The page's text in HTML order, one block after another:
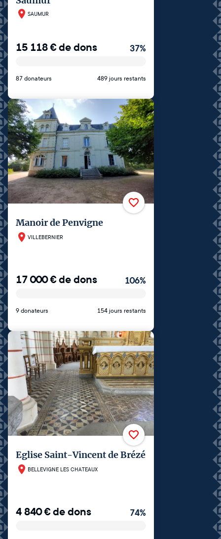
SAUMUR
15 118€de dons 37%
87 donateurs 489 jours restants
Manoir de Penvigne
VILLEBERNIER
17 000€de dons 106%
9 donateurs 154 jours restants
Eglise Saint-Vincent de Brézé
BELLEVIGNE LES CHATEAUX
4 840€de dons 74%